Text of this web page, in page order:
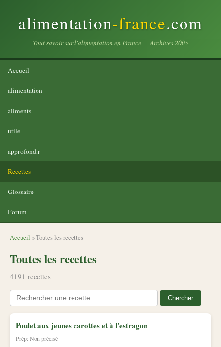
alimentation-france.com
Tout savoir sur l'alimentation en France — Archives 2005
Accueil
alimentation
aliments
utile
approfondir
Recettes
Glossaire
Forum
Accueil » Toutes les recettes
Toutes les recettes
4191 recettes
Chercher
Poulet aux jeunes carottes et à l'estragon
Prép: Non précisé